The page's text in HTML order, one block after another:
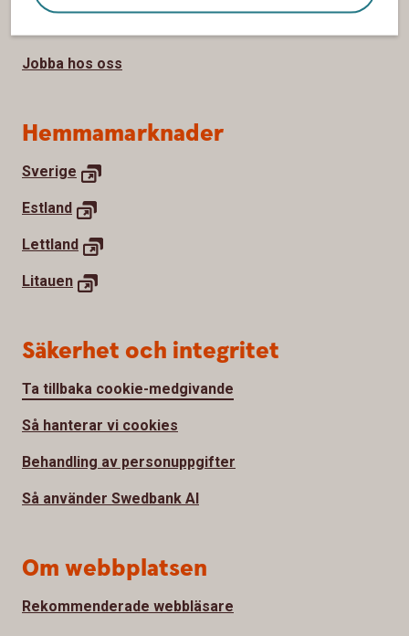
Jobba hos oss
Hemmamarknader
Sverige
Estland
Lettland
Litauen
Säkerhet och integritet
Ta tillbaka cookie-medgivande
Så hanterar vi cookies
Behandling av personuppgifter
Så använder Swedbank AI
Om webbplatsen
Rekommenderade webbläsare